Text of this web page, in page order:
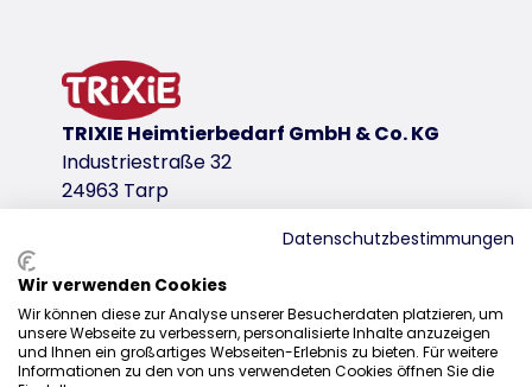
product variant
product variant: unique product number
Measurements
40 cm
Contents/Weight
500 g
Type of feed
<table><tr><td>Complementary pet food</td></
TRIXIE Heimtierbedarf GmbH & Co. KG
Industriestraße 32
24963 Tarp
Sales
0207 1542940
sales@trixieuk.uk
Datenschutzbestimmungen
Wir verwenden Cookies
Wir können diese zur Analyse unserer Besucherdaten platzieren, um
unsere Webseite zu verbessern, personalisierte Inhalte anzuzeigen
und Ihnen ein großartiges Webseiten-Erlebnis zu bieten. Für weitere
Informationen zu den von uns verwendeten Cookies öffnen Sie die